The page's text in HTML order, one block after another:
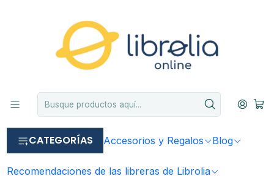
CATEGORÍAS Accesorios y Regalos Blog
Recomendaciones de las libreras de Librolia